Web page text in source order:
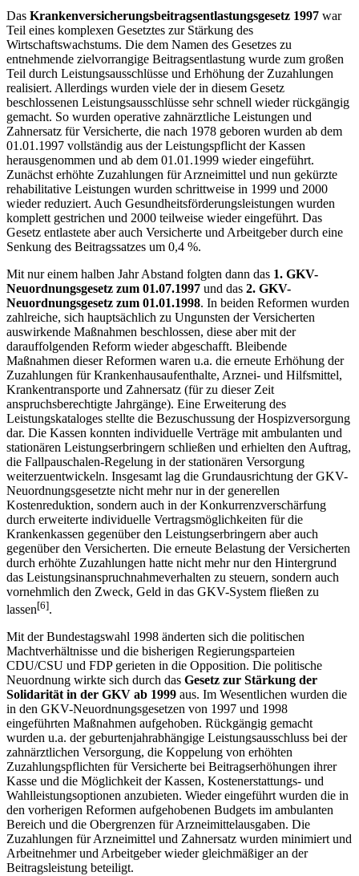
Das Krankenversicherungsbeitragsentlastungsgesetz 1997 war
Teil eines komplexen Gesetztes zur Stärkung des
Wirtschaftswachstums. Die dem Namen des Gesetzes zu
entnehmende zielvorrangige Beitragsentlastung wurde zum großen
Teil durch Leistungsausschlüsse und Erhöhung der Zuzahlungen
realisiert. Allerdings wurden viele der in diesem Gesetz
beschlossenen Leistungsausschlüsse sehr schnell wieder rückgängig
gemacht. So wurden operative zahnärztliche Leistungen und
Zahnersatz für Versicherte, die nach 1978 geboren wurden ab dem
01.01.1997 vollständig aus der Leistungspflicht der Kassen
herausgenommen und ab dem 01.01.1999 wieder eingeführt.
Zunächst erhöhte Zuzahlungen für Arzneimittel und nun gekürzte
rehabilitative Leistungen wurden schrittweise in 1999 und 2000
wieder reduziert. Auch Gesundheitsförderungsleistungen wurden
komplett gestrichen und 2000 teilweise wieder eingeführt. Das
Gesetz entlastete aber auch Versicherte und Arbeitgeber durch eine
Senkung des Beitragssatzes um 0,4 %.
Mit nur einem halben Jahr Abstand folgten dann das 1. GKV-
Neuordnungsgesetz zum 01.07.1997 und das 2. GKV-
Neuordnungsgesetz zum 01.01.1998. In beiden Reformen wurden
zahlreiche, sich hauptsächlich zu Ungunsten der Versicherten
auswirkende Maßnahmen beschlossen, diese aber mit der
darauffolgenden Reform wieder abgeschafft. Bleibende
Maßnahmen dieser Reformen waren u.a. die erneute Erhöhung der
Zuzahlungen für Krankenhausaufenthalte, Arznei- und Hilfsmittel,
Krankentransporte und Zahnersatz (für zu dieser Zeit
anspruchsberechtigte Jahrgänge). Eine Erweiterung des
Leistungskataloges stellte die Bezuschussung der Hospizversorgung
dar. Die Kassen konnten individuelle Verträge mit ambulanten und
stationären Leistungserbringern schließen und erhielten den Auftrag,
die Fallpauschalen-Regelung in der stationären Versorgung
weiterzuentwickeln. Insgesamt lag die Grundausrichtung der GKV-
Neuordnungsgesetzte nicht mehr nur in der generellen
Kostenreduktion, sondern auch in der Konkurrenzverschärfung
durch erweiterte individuelle Vertragsmöglichkeiten für die
Krankenkassen gegenüber den Leistungserbringern aber auch
gegenüber den Versicherten. Die erneute Belastung der Versicherten
durch erhöhte Zuzahlungen hatte nicht mehr nur den Hintergrund
das Leistungsinanspruch­nahmeverhalten zu steuern, sondern auch
vornehmlich den Zweck, Geld in das GKV-System fließen zu
lassen[6].
Mit der Bundestagswahl 1998 änderten sich die politischen
Machtverhältnisse und die bisherigen Regierungsparteien
CDU/CSU und FDP gerieten in die Opposition. Die politische
Neuordnung wirkte sich durch das Gesetz zur Stärkung der
Solidarität in der GKV ab 1999 aus. Im Wesentlichen wurden die
in den GKV-Neuordnungsgesetzen von 1997 und 1998
eingeführten Maßnahmen aufgehoben. Rückgängig gemacht
wurden u.a. der geburtenjahrabhängige Leistungsausschluss bei der
zahnärztlichen Versorgung, die Koppelung von erhöhten
Zuzahlungspflichten für Versicherte bei Beitragserhöhungen ihrer
Kasse und die Möglichkeit der Kassen, Kostenerstattungs- und
Wahlleistungsoptionen anzubieten. Wieder eingeführt wurden die in
den vorherigen Reformen aufgehobenen Budgets im ambulanten
Bereich und die Obergrenzen für Arzneimittelausgaben. Die
Zuzahlungen für Arzneimittel und Zahnersatz wurden minimiert und
Arbeitnehmer und Arbeitgeber wieder gleichmäßiger an der
Beitragsleistung beteiligt.